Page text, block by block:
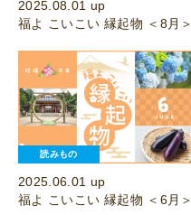
2025.08.01 up
福よ こいこい 縁起物 ＜8月＞
読みもの
2025.06.01 up
福よ こいこい 縁起物 ＜6月＞